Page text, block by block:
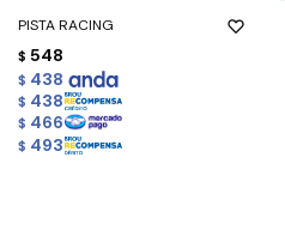
PISTA RACING
$ 548
$ 438
$ 438
$ 466
$ 493